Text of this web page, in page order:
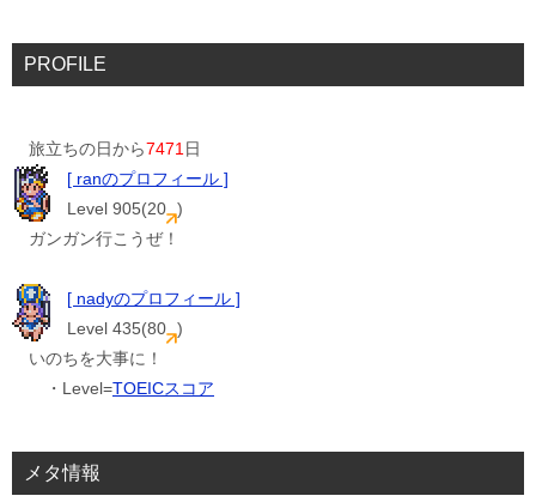
PROFILE
旅立ちの日から7471日
[ ranのプロフィール ]
Level 905(20 )
ガンガン行こうぜ！
[ nadyのプロフィール ]
Level 435(80 )
いのちを大事に！
・Level=TOEICスコア
メタ情報